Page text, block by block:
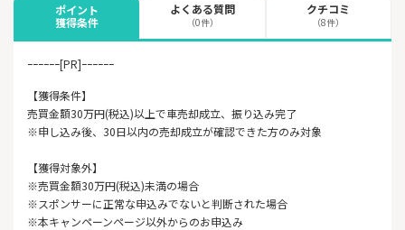
ポイント
獲得条件
よくある質問
（0件）
クチコミ
（8件）
ｰｰｰｰｰｰ[PR]ｰｰｰｰｰｰ
【獲得条件】
売買金額30万円(税込)以上で車売却成立、振り込み完了
※申し込み後、30日以内の売却成立が確認できた方のみ対象
【獲得対象外】
※売買金額30万円(税込)未満の場合
※スポンサーに正常な申込みでないと判断された場合
※本キャンペーンページ以外からのお申込み